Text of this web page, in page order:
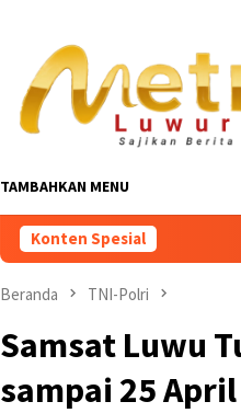
TAMBAHKAN MENU
Konten Spesial
Beranda TNI-Polri
Samsat Luwu
sampai 25 April